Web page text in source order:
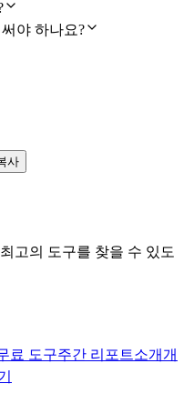
야 하나요?
사
고의 도구를 찾을 수 있도
료 도구주간 리포트소개개